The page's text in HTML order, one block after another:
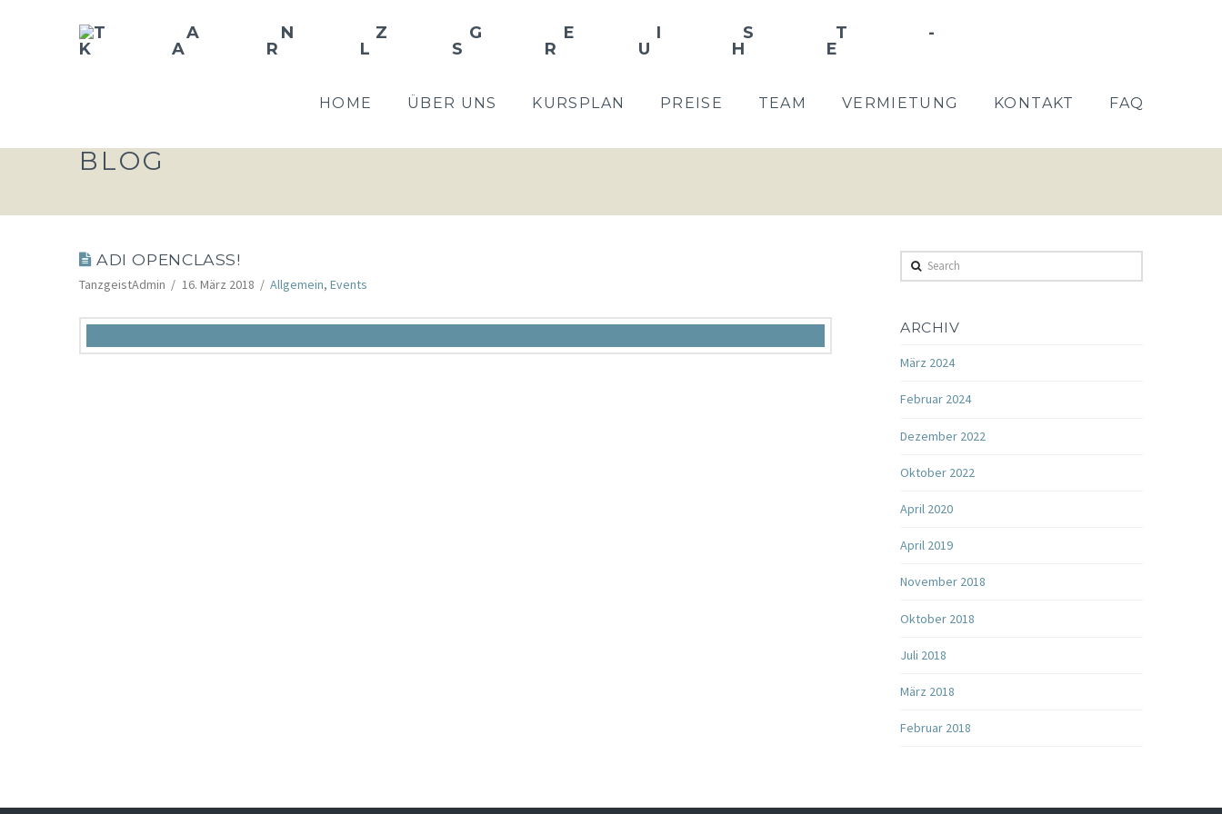
HOME ÜBER UNS KURSPLAN PREISE TEAM VERMIETUNG KONTAKT FAQ
BLOG
ADI OPENCLASS!
TanzgeistAdmin 16. März 2018 Allgemein,Events
Search
ARCHIV
März 2024
Februar 2024
Dezember 2022
Oktober 2022
April 2020
April 2019
November 2018
Oktober 2018
Juli 2018
März 2018
Februar 2018